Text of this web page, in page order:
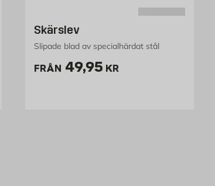
Skärslev
Slipade blad av specialhärdat stål
FRÅN Pris 49.95 kr
49,95 KR